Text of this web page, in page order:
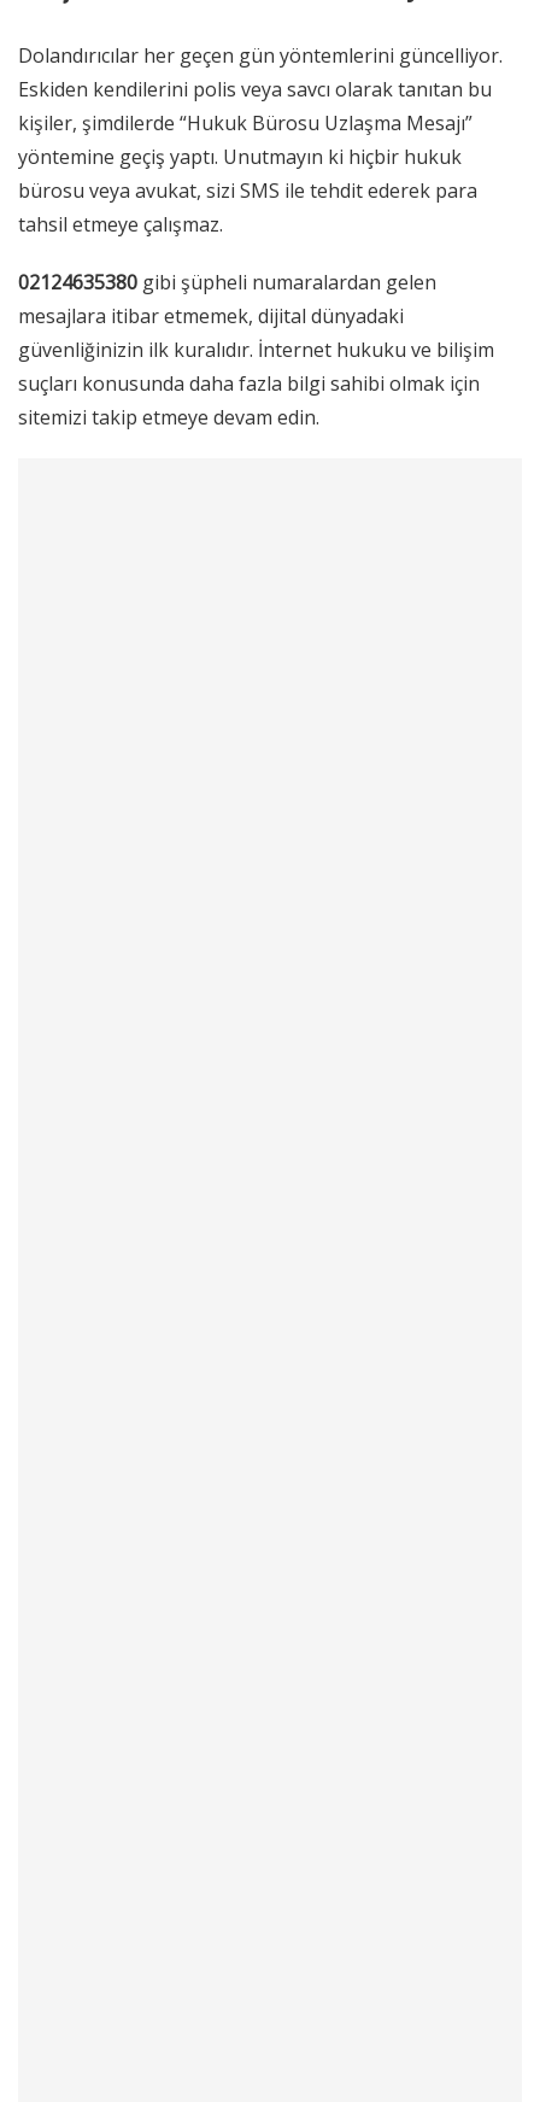
Dolandırıcılar her geçen gün yöntemlerini güncelliyor.
Eskiden kendilerini polis veya savcı olarak tanıtan bu
kişiler, şimdilerde “Hukuk Bürosu Uzlaşma Mesajı”
yöntemine geçiş yaptı. Unutmayın ki hiçbir hukuk
bürosu veya avukat, sizi SMS ile tehdit ederek para
tahsil etmeye çalışmaz.
02124635380 gibi şüpheli numaralardan gelen
mesajlara itibar etmemek, dijital dünyadaki
güvenliğinizin ilk kuralıdır. İnternet hukuku ve bilişim
suçları konusunda daha fazla bilgi sahibi olmak için
sitemizi takip etmeye devam edin.